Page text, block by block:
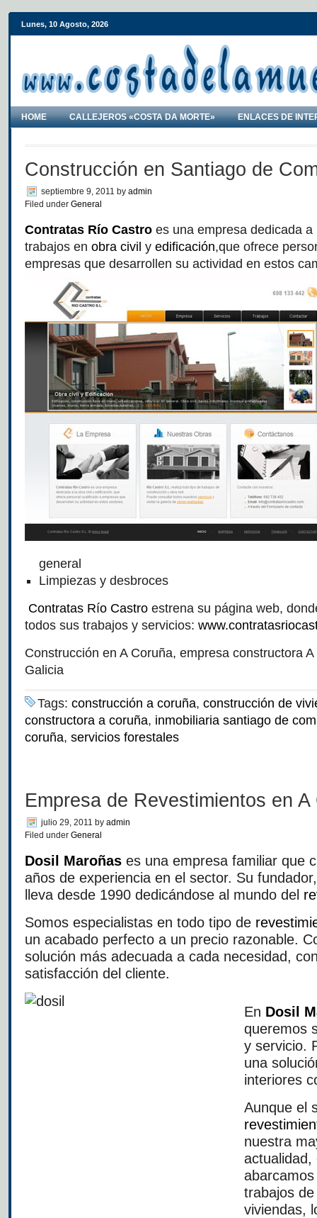
Lunes, 10 Agosto, 2026
HOME CALLEJEROS «COSTA DA MORTE» ENLACES DE
Construcción en Santiago de
septiembre 9, 2011 by admin
Filed under General
Contratas Río Castro es una empresa dedicada
trabajos en obra civil y edificación,que ofrece
empresas que desarrollen su actividad en estos
general
Limpiezas y desbroces
Contratas Río Castro estrena su página web,
todos sus trabajos y servicios:
Construcción en A Coruña, empresa constructora
Galicia
Tags: construcción a coruña, construcción de
constructora a coruña, inmobiliaria santiago de
coruña, servicios forestales
Empresa de Revestimientos en A
julio 29, 2011 by admin
Filed under General
Dosil Maroñas es una empresa familiar que
años de experiencia en el sector. Su
lleva desde 1990 dedicándose al mundo del
Somos especialistas en todo tipo de
un acabado perfecto a un precio razonable.
solución más adecuada a cada necesidad,
satisfacción del cliente.
En Dosil
queremos
y servicio.
una
interiores
Aunque el
nuestra
trabajos
viviendas,